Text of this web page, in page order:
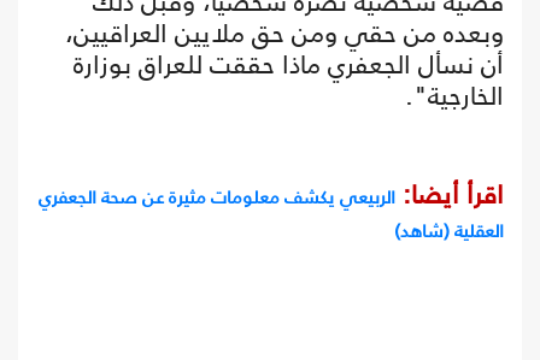
وبعده من حقي ومن حق ملايين العراقيين،
أن نسأل الجعفري ماذا حققت للعراق بوزارة
الخارجية".
اقرأ أيضا: الربيعي يكشف معلومات مثيرة عن صحة الجعفري
العقلية (شاهد)